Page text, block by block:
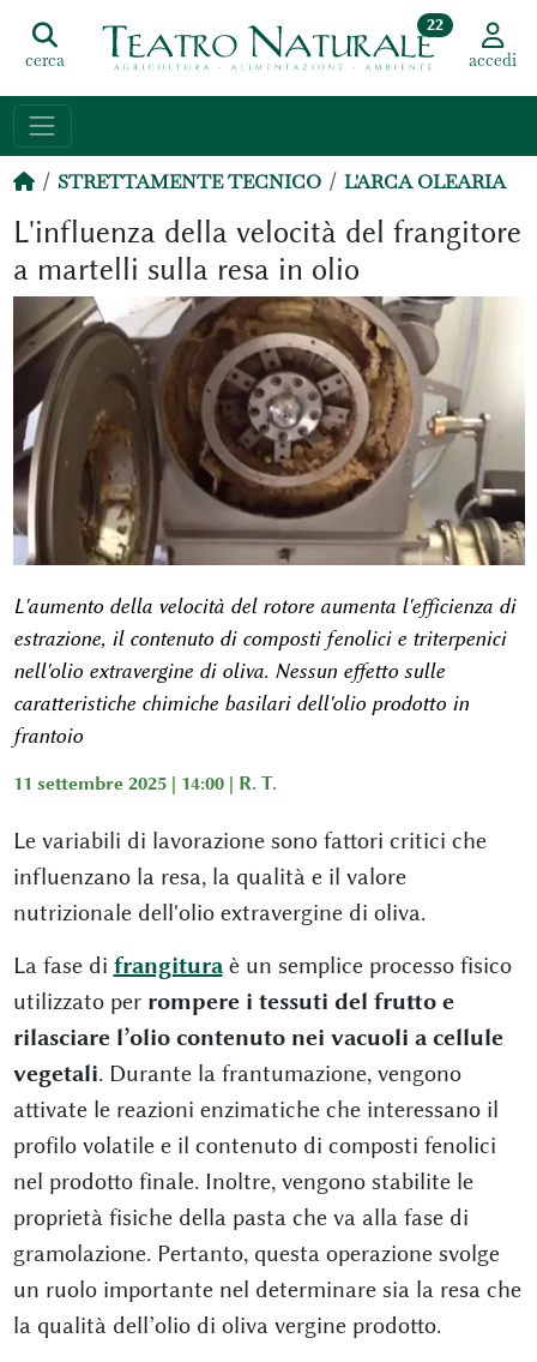
cerca
22
accedi
STRETTAMENTE TECNICO L'ARCA OLEARIA
L'influenza della velocità del frangitore
a martelli sulla resa in olio
L'aumento della velocità del rotore aumenta l'efficienza di
estrazione, il contenuto di composti fenolici e triterpenici
nell'olio extravergine di oliva. Nessun effetto sulle
caratteristiche chimiche basilari dell'olio prodotto in
frantoio
11 settembre 2025 | 14:00 | R. T.
Le variabili di lavorazione sono fattori critici che
influenzano la resa, la qualità e il valore
nutrizionale dell'olio extravergine di oliva.
La fase di frangituraè un semplice processo fisico
utilizzato per rompere i tessuti del frutto e
rilasciare l’olio contenuto nei vacuoli a cellule
vegetali. Durante la frantumazione, vengono
attivate le reazioni enzimatiche che interessano il
profilo volatile e il contenuto di composti fenolici
nel prodotto finale. Inoltre, vengono stabilite le
proprietà fisiche della pasta che va alla fase di
gramolazione. Pertanto, questa operazione svolge
un ruolo importante nel determinare sia la resa che
la qualità dell’olio di oliva vergine prodotto.